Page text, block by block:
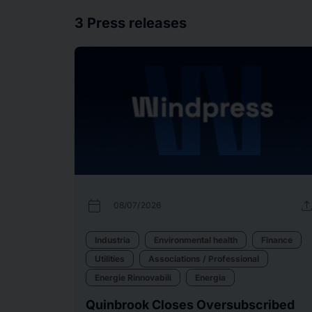
3 Press releases
calendar_today 08/07/2026 upload
Industria Environmental health
Finance
Utilities
Associations / Professional
Energie Rinnovabili
Energia
Quinbrook Closes Oversubscribed